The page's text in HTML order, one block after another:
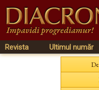
Revista Ultimul număr